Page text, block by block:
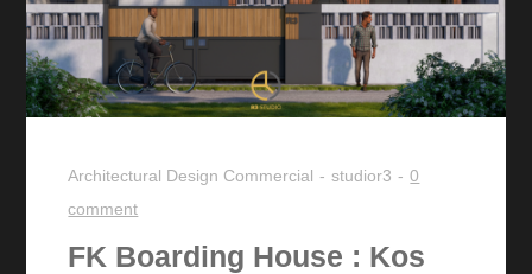
Architectural Design Commercial studior3
0
comment
FK Boarding House : Kos